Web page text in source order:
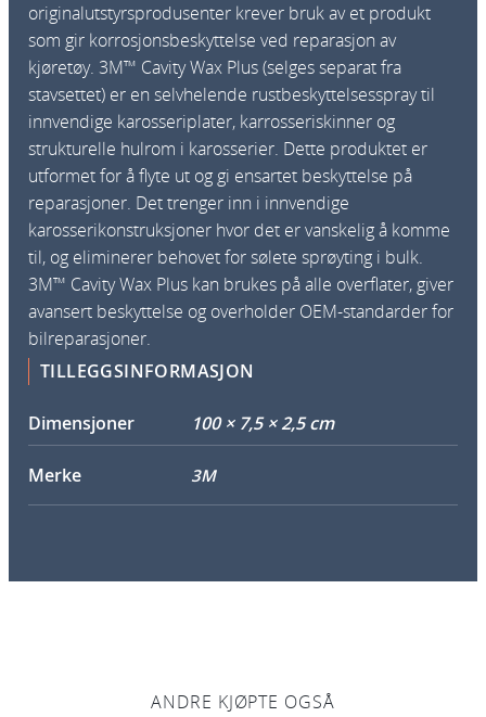
originalutstyrsprodusenter krever bruk av et produkt
som gir korrosjonsbeskyttelse ved reparasjon av
kjøretøy. 3M™ Cavity Wax Plus (selges separat fra
stavsettet) er en selvhelende rustbeskyttelsesspray til
innvendige karosseriplater, karrosseriskinner og
strukturelle hulrom i karosserier. Dette produktet er
utformet for å flyte ut og gi ensartet beskyttelse på
reparasjoner. Det trenger inn i innvendige
karosserikonstruksjoner hvor det er vanskelig å komme
til, og eliminerer behovet for sølete sprøyting i bulk.
3M™ Cavity Wax Plus kan brukes på alle overflater, giver
avansert beskyttelse og overholder OEM-standarder for
bilreparasjoner.
TILLEGGSINFORMASJON
Dimensjoner 100 × 7,5 × 2,5 cm
Merke 3M
ANDRE KJØPTE OGSÅ